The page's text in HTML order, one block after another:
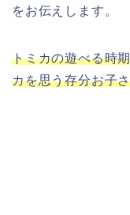
をお伝えします。
トミカの遊べる時
カを思う存分お子